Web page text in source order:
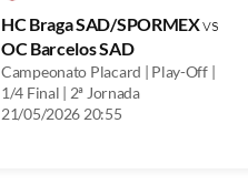
HC Braga SAD/SPORMEXvs
OC Barcelos SAD
Campeonato Placard | Play-Off |
1/4 Final | 2ª Jornada
21/05/2026 20:55